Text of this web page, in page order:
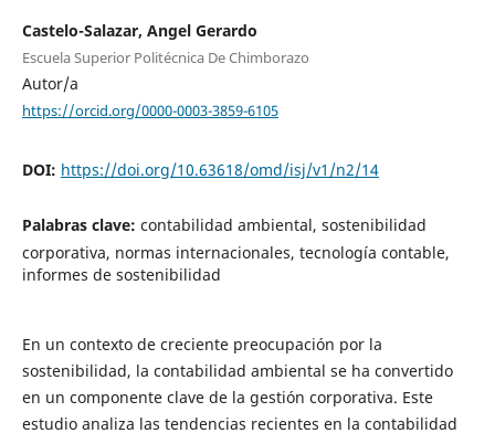
Castelo-Salazar, Angel Gerardo
Escuela Superior Politécnica De Chimborazo
Autor/a
https://orcid.org/0000-0003-3859-6105
DOI: https://doi.org/10.63618/omd/isj/v1/n2/14
Palabras clave: contabilidad ambiental, sostenibilidad
corporativa, normas internacionales, tecnología contable,
informes de sostenibilidad
En un contexto de creciente preocupación por la
sostenibilidad, la contabilidad ambiental se ha convertido
en un componente clave de la gestión corporativa. Este
estudio analiza las tendencias recientes en la contabilidad